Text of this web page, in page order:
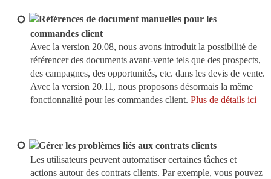
Références de document manuelles pour les
commandes client
Avec la version 20.08, nous avons introduit la possibilité de
référencer des documents avant-vente tels que des prospects,
des campagnes, des opportunités, etc. dans les devis de vente.
Avec la version 20.11, nous proposons désormais la même
fonctionnalité pour les commandes client. Plus de détails ici
Gérer les problèmes liés aux contrats clients
Les utilisateurs peuvent automatiser certaines tâches et
actions autour des contrats clients. Par exemple, vous pouvez